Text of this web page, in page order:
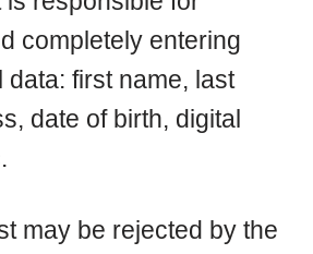
completely entering
first name, last
date of birth, digital
may be rejected by the